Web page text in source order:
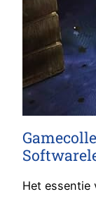
Het essentie